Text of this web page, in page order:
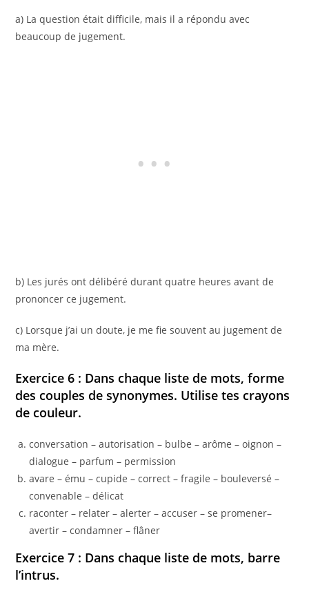
a) La question était difficile, mais il a répondu avec
beaucoup de jugement.
b) Les jurés ont délibéré durant quatre heures avant de
prononcer ce jugement.
c) Lorsque j’ai un doute, je me fie souvent au jugement de
ma mère.
Exercice 6 : Dans chaque liste de mots, forme
des couples de synonymes. Utilise tes crayons
de couleur.
conversation – autorisation – bulbe – arôme – oignon –
dialogue – parfum – permission
avare – ému – cupide – correct – fragile – bouleversé –
convenable – délicat
raconter – relater – alerter – accuser – se promener–
avertir – condamner – flâner
Exercice 7 : Dans chaque liste de mots, barre
l’intrus.